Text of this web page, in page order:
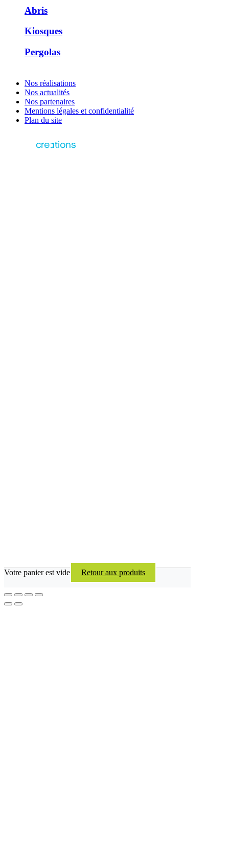
Abris
Kiosques
Pergolas
Nos réalisations
Nos actualités
Nos partenaires
Mentions légales et confidentialité
Plan du site
Votre panier est vide Retour aux produits